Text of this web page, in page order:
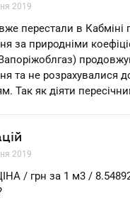
2019
перестали в Кабміні
за природніми
та не розрахувалися
Так як діяти
2019
/ грн за 1 м3 /